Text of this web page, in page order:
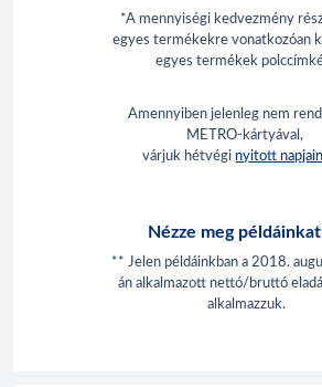
*A mennyiségi kedvezmény
egyes termékekre vonatkozóan
egyes termékek
Amennyiben jelenleg nem
METRO-kártyával,
várjuk hétvégi nyitott
Nézze meg
** Jelen példáinkban a 2018.
án alkalmazott nettó/bruttó
alkalmazzuk.